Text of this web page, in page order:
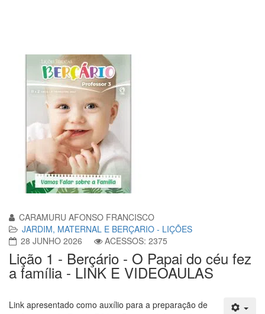
CARAMURU AFONSO FRANCISCO
JARDIM, MATERNAL E BERÇARIO - LIÇÕES
28 JUNHO 2026
ACESSOS: 2375
Lição 1 - Berçário - O Papai do céu fez
a família - LINK E VIDEOAULAS
Link apresentado como auxílio para a preparação de